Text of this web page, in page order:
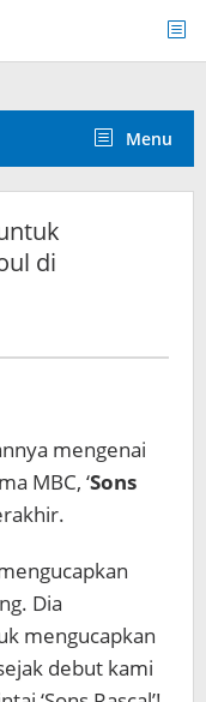
Menu
di
mengenai
MBC, ‘Sons
Dia
mengucapkan
debut kami